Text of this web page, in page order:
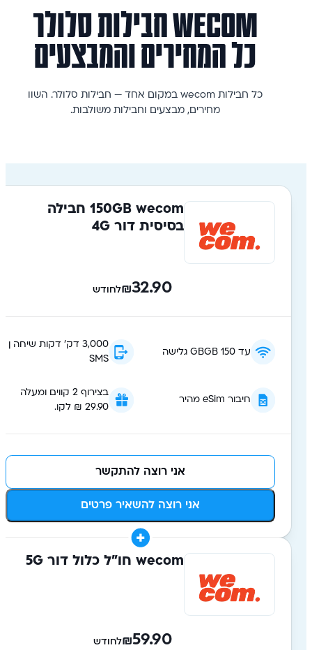
wecomחבילותסלולר
כל המחירים והמבצעים
כל חבילות wecom במקום אחד — חבילות סלולר. השוו
מחירים, מבצעים וחבילות משולבות.
wecom ‏150GB חבילה
בסיסית דור 4G
32.90
₪לחודש
עד 150 GBGB גלישה
3,000 דק׳ דקות שיחה ן
SMS
חיבור eSim מהיר
בצירוף 2 קווים ומעלה
29.90 ₪ לקו.
אני רוצה להשאיר פרטים
אני רוצה להתקשר
wecom חו"ל כלול דור 5G
59.90
₪לחודש